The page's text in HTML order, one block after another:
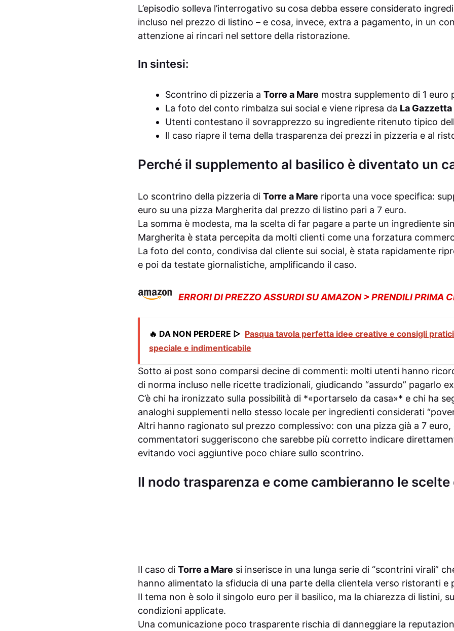
L’episodio solleva l’interrogativo su cosa debba essere considerato
incluso nel prezzo di listino – e cosa, invece, extra a pagamento, in un
attenzione ai rincari nel settore della ristorazione.
In sintesi:
Scontrino di pizzeria a Torre a Mare mostra supplemento di 1 euro
La foto del conto rimbalza sui social e viene ripresa da La
Utenti contestano il sovrapprezzo su ingrediente ritenuto tipico
Il caso riapre il tema della trasparenza dei prezzi in pizzeria e al
Perché il supplemento al basilico è diventato un
Lo scontrino della pizzeria di Torre a Mare riporta una voce specifica:
euro su una pizza Margherita dal prezzo di listino pari a 7 euro.
La somma è modesta, ma la scelta di far pagare a parte un ingrediente
Margherita è stata percepita da molti clienti come una forzatura
La foto del conto, condivisa dal cliente sui social, è stata rapidamente
e poi da testate giornalistiche, amplificando il caso.
ERRORI DI PREZZO ASSURDI SU AMAZON > PRENDILI PRIMA
🔥 DA NON PERDERE ▷ Pasqua tavola perfetta idee creative e consigli
speciale e indimenticabile
Sotto ai post sono comparsi decine di commenti: molti utenti hanno
di norma incluso nelle ricette tradizionali, giudicando “assurdo” pagarlo
C’è chi ha ironizzato sulla possibilità di *«portarselo da casa»* e chi ha
analoghi supplementi nello stesso locale per ingredienti considerati
Altri hanno ragionato sul prezzo complessivo: con una pizza già a 7 euro,
commentatori suggeriscono che sarebbe più corretto indicare
evitando voci aggiuntive poco chiare sullo scontrino.
Il nodo trasparenza e come cambieranno le
Il caso di Torre a Mare si inserisce in una lunga serie di “scontrini virali”
hanno alimentato la sfiducia di una parte della clientela verso ristoranti e
Il tema non è solo il singolo euro per il basilico, ma la chiarezza di listini,
condizioni applicate.
Una comunicazione poco trasparente rischia di danneggiare la